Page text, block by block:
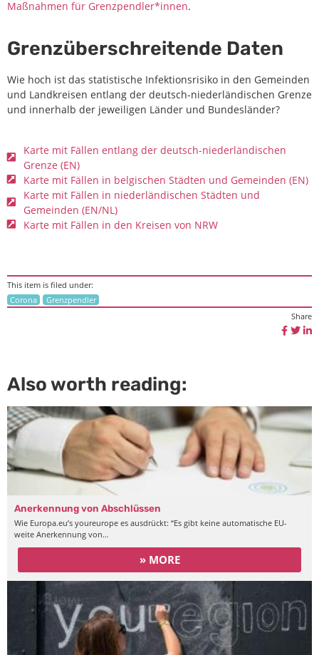
Maßnahmen für Grenzpendler*innen.
Grenzüberschreitende Daten
Wie hoch ist das statistische Infektionsrisiko in den Gemeinden
und Landkreisen entlang der deutsch-niederländischen Grenze
und innerhalb der jeweiligen Länder und Bundesländer?
Karte mit Fällen entlang der deutsch-niederländischen
Grenze (EN)
Karte mit Fällen in belgischen Städten und Gemeinden (EN)
Karte mit Fällen in niederländischen Städten und
Gemeinden (EN/NL)
Karte mit Fällen in den Kreisen von NRW
This item is filed under:
Corona Grenzpendler
Share
Also worth reading:
Anerkennung von Abschlüssen
Wie Europa.eu’s youreurope es ausdrückt: “Es gibt keine automatische EU-
weite Anerkennung von…
» MORE